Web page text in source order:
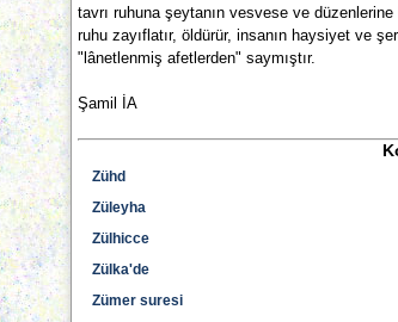
tavrı ruhuna şeytanın vesvese ve
ruhu zayıflatır, öldürür, insanın haysiyet ve
"lânetlenmiş afetlerden" saymıştır.
Şamil İA
Zühd
Züleyha
Zülhicce
Zülka'de
Zümer suresi